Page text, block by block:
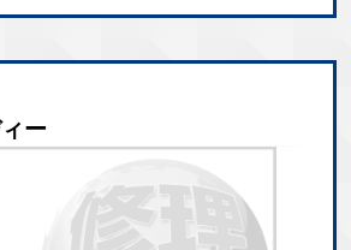
ー